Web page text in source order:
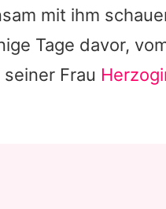
mit ihm
Tage davor,
seiner Frau